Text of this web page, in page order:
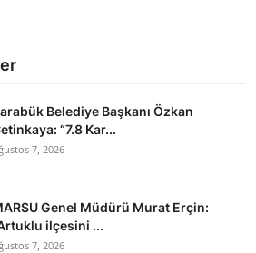
Belediye Başkanı Özkan
“7.8 Kar...
7, 2026
Genel Müdürü Murat Erçin:
ilçesini ...
7, 2026